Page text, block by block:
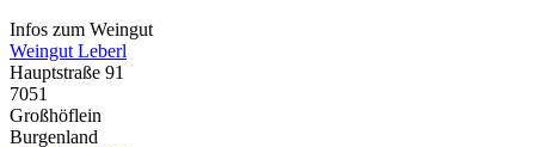
Infos zum Weingut
Weingut Leberl
Hauptstraße 91
7051
Großhöflein
Burgenland